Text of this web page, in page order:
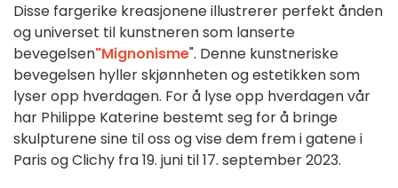
Disse fargerike kreasjonene illustrerer perfekt ånden
og universet til kunstneren som lanserte
bevegelsen"Mignonisme". Denne kunstneriske
bevegelsen hyller skjønnheten og estetikken som
lyser opp hverdagen. For å lyse opp hverdagen vår
har Philippe Katerine bestemt seg for å bringe
skulpturene sine til oss og vise dem frem i gatene i
Paris og Clichy fra 19. juni til 17. september 2023.